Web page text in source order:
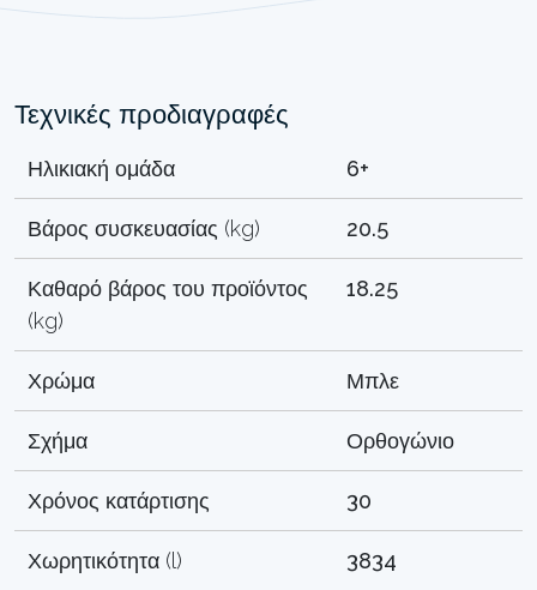
Τεχνικές προδιαγραφές
Ηλικιακή ομάδα 6+
Βάρος συσκευασίας (kg) 20.5
Καθαρό βάρος του προϊόντος
(kg)
18.25
Χρώμα Μπλε
Σχήμα Ορθογώνιο
Χρόνος κατάρτισης 30
Χωρητικότητα (l) 3834